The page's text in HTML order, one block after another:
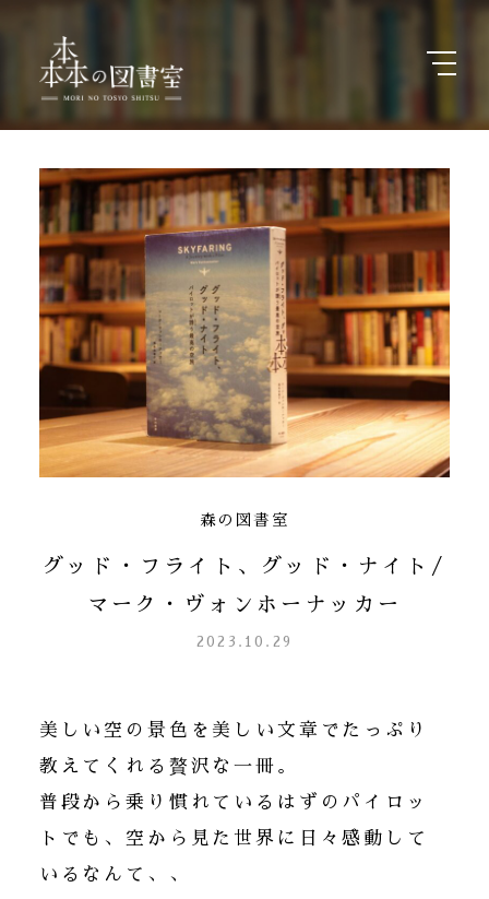
森の図書室
グッド・フライト、グッド・ナイト/
マーク・ヴォンホーナッカー
2023.10.29
美しい空の景色を美しい文章でたっぷり
教えてくれる贅沢な一冊。
普段から乗り慣れているはずのパイロッ
トでも、空から見た世界に日々感動して
いるなんて、、